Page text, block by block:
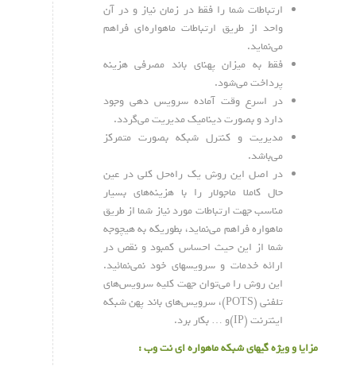
ارتباطات شما را فقط در زمان نیاز و در آن
واحد از طریق ارتباطات ماهواره‌ای فراهم
می‌نماید.
فقط به میزان پهنای باند مصرفی هزینه
پرداخت می‌شود.
در اسرع وقت آماده سرویس دهی وجود
دارد و بصورت دینامیک مدیریت می‌گردد.
مدیریت و کنترل شبکه بصورت متمرکز
می‌باشد.
در اصل این روش یک راه‌حل کلی در عین
حال کاملا ماجولار را با هزینه‌های بسیار
مناسب جهت ارتباطات مورد نیاز شما از طریق
ماهواره فراهم می‌نماید، بطوریکه به هیچوجه
شما از این حیث احساس کمبود و نقص در
ارائه خدمات و سرویسهای خود نمی‌نمائید.
این روش را می‌توان جهت کلیه سرویس‌های
تلفنی (POTS)، سرویس‌های باند پهن شبکه
اینترنت (IP)و … بکار برد.
مزایا و ویژه گیهای شبکه ماهواره ای نت وب :